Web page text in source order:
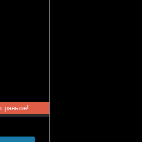
раньше!